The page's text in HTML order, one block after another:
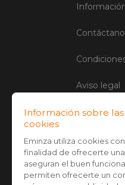
Aviso legal
Opiniones